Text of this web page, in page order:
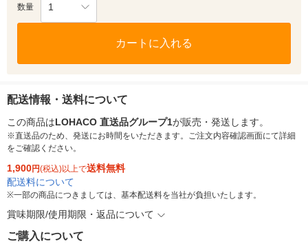
数量 1
カートに入れる
配送情報・送料について
この商品はLOHACO 直送品グループ1が販売・発送します。
※直送品のため、発送にお時間をいただきます。ご注文内容確認画面にて詳細
をご確認ください。
1,900円(税込)以上で送料無料
配送料について
※一部の商品につきましては、基本配送料を当社が負担いたします。
賞味期限/使用期限・返品について
ご購入について